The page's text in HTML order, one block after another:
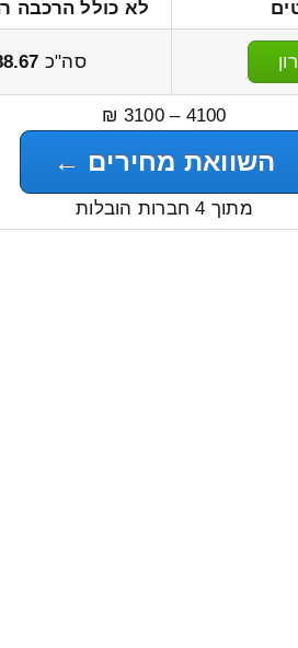
לא כולל הרכבה
סה"כ
4100 – 3100 ₪
השוואת מחירים ←
מתוך 4 חברות הובלות